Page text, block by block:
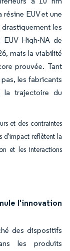
EUV et une
les
High-NA de
mais la viabilité
prouvée. Tant
les fabricants
la trajectoire du
et des contraintes
d'impact reflètent la
et les interactions
l'innovation
des dispositifs
les produits